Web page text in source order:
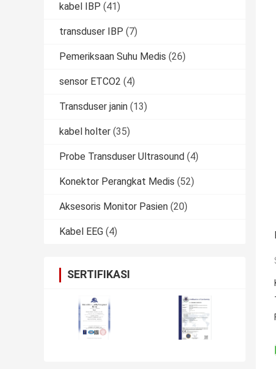
kabel IBP (41)
transduser IBP (7)
Pemeriksaan Suhu Medis (26)
sensor ETCO2 (4)
Transduser janin (13)
kabel holter (35)
Probe Transduser Ultrasound (4)
Konektor Perangkat Medis (52)
Aksesoris Monitor Pasien (20)
Kabel EEG (4)
SERTIFIKASI